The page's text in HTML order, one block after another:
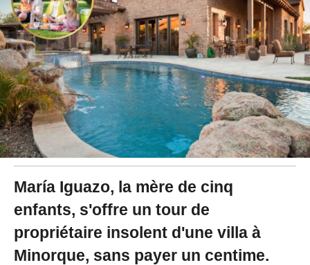
0
2
5
à
1
1
:
M
s
j
u
r
e
María Iguazo, la mère de cinq
enfants, s'offre un tour de
propriétaire insolent d'une villa à
Minorque, sans payer un centime.